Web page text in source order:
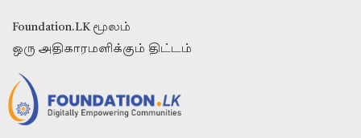
Foundation.LK மூலம்
ஒரு அதிகாரமளிக்கும் திட்டம்